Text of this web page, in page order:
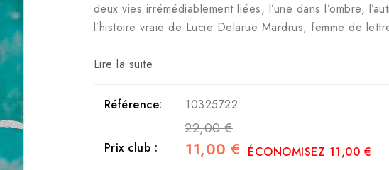
deux vies irrémédiablement liées, l’une dans l’ombre,
l’histoire vraie de Lucie Delarue Mardrus, femme de
Lire la suite
Référence: 10325722
22,00 €
Prix club : 11,00 € ÉCONOMISEZ 11,00 €